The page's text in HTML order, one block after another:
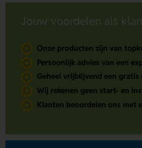
Jouw voordelen als
Onze producten zijn van
Persoonlijk advies van een
Geheel vrijblijvend een
Wij rekenen geen start- en
Klanten beoordelen ons met